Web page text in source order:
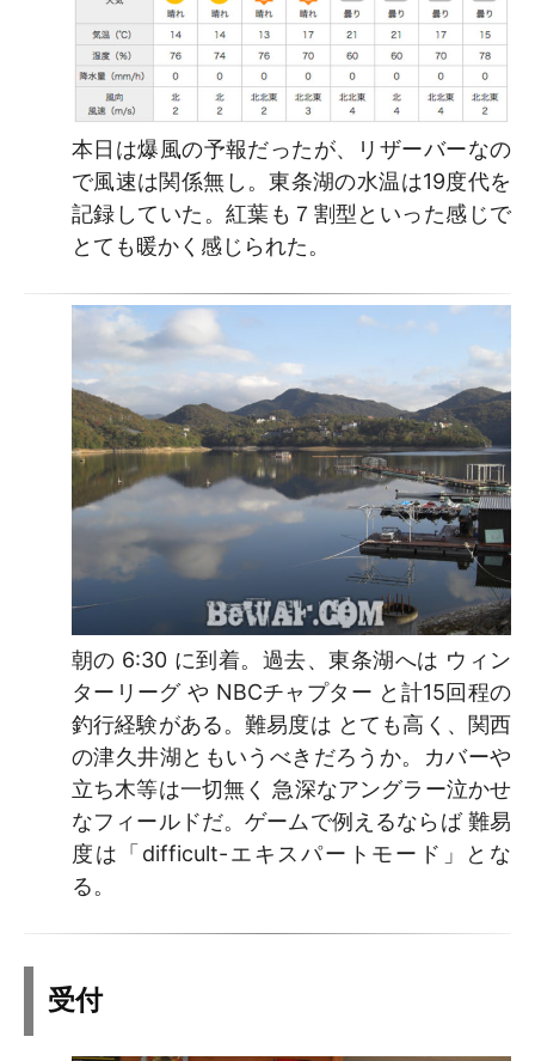
本日は爆風の予報だったが、リザーバーなの
で風速は関係無し。東条湖の水温は19度代を
記録していた。紅葉も７割型といった感じで
とても暖かく感じられた。
朝の 6:30 に到着。過去、東条湖へは ウィン
ターリーグ や NBCチャプター と計15回程の
釣行経験がある。難易度は とても高く、関西
の津久井湖ともいうべきだろうか。カバーや
立ち木等は一切無く 急深なアングラー泣かせ
なフィールドだ。ゲームで例えるならば 難易
度は「difficult-エキスパートモード」とな
る。
受付